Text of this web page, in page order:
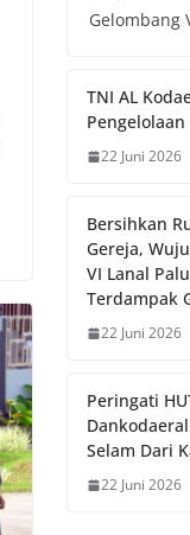
Gelombang
TNI AL
22 Juni 2026
Bersihkan
Gereja,
VI Lanal
Terdampak
22 Juni 2026
Peringati
Selam Dari
22 Juni 2026